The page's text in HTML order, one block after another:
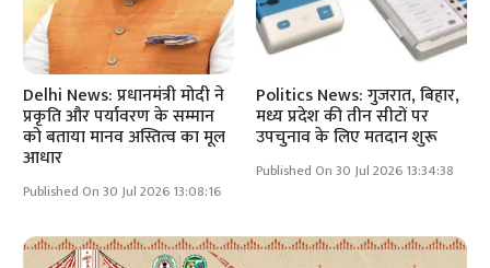
Delhi News: प्रधानमंत्री मोदी ने
प्रकृति और पर्यावरण के सम्मान
को बताया मानव अस्तित्व का मूल
आधार
Published On 30 Jul 2026 13:08:16
Politics News: गुजरात, बिहार,
मध्य प्रदेश की तीन सीटों पर
उपचुनाव के लिए मतदान शुरू
Published On 30 Jul 2026 13:34:38